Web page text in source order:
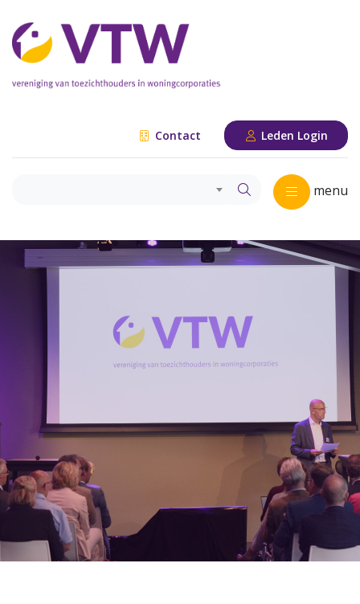
Contact Leden Login
menu